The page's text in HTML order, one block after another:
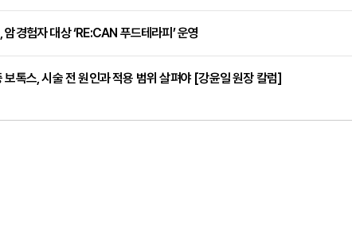
암경험자 대상 ‘RE:CAN 푸드테라피’ 운영
보톡스, 시술 전 원인과 적용 범위 살펴야 [강윤일 원장 칼럼]